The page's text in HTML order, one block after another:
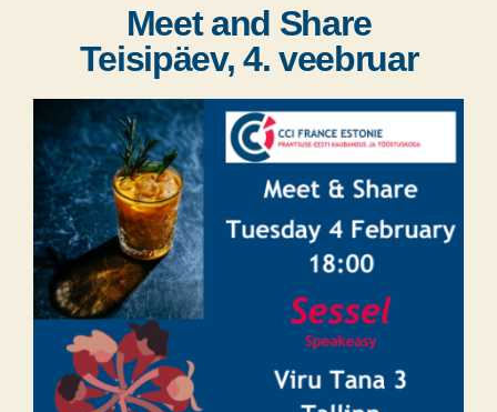
Meet and Share
Teisipäev, 4. veebruar